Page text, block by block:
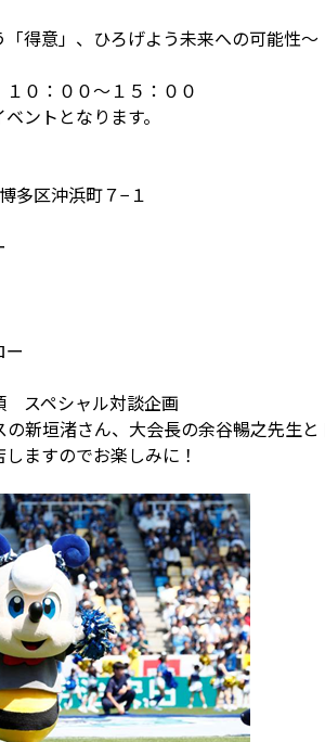
得意」、ひろげよう未来への可能性～
０：００～１５：００
ントとなります。
多区沖浜町７−１
ー
スペシャル対談企画
新垣渚さん、大会長の余谷暢之先生と
ますのでお楽しみに！